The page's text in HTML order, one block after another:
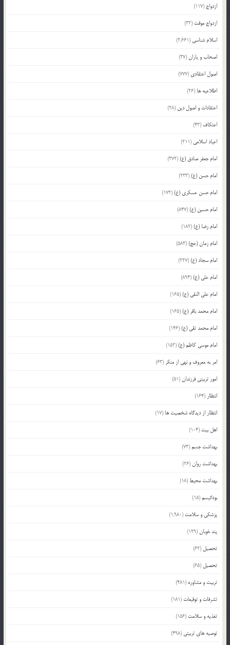
ازدواج (117)
ازدواج موقت (32)
اسلام شناسی (2,661)
اصحاب و یاران(37)
اصول اعتقادی (777)
اطلاعیه ها (26)
اعتقادات و اصول دین (28)
اعتکاف (43)
اعیاد اسلامی (211)
امام جعفر صادق (ع)(372)
امام حسن (ع)(233)
امام حسن عسکری (ع)(172)
امام حسین (ع)(847)
امام رضا (ع)(182)
امام زمان (عج)(583)
امام سجاد (ع)(227)
امام علی (ع)(894)
امام علی النقی (ع)(165)
امام محمد باقر (ع)(165)
امام محمد تقی (ع)(146)
امام موسی کاظم (ع)(152)
امر به معروف و نهی از منکر (63)
امور تربیتی فرزندان(51)
انتظار (164)
انتظار از دیدگاه شخصیت ها (17)
اهل بیت (104)
بهداشت جسم(73)
بهداشت روان(26)
بهداشت محیط (18)
بودائیسم(15)
پزشکی و سلامت (1,980)
پند خوبان(129)
تحصیل (62)
تحصیل (65)
تربیت و مشاوره (481)
تشرفات و توقیعات (181)
تغذیه و سلامت (156)
توصیه های تربیتی (498)